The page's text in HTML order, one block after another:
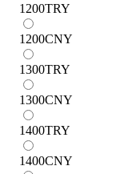
1200TRY
1200CNY
1300TRY
1300CNY
1400TRY
1400CNY